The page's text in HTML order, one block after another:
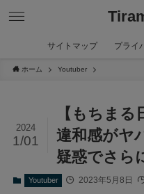
サイトマップ プライ
ホーム Youtuber
【もちま
違和感がヤ
疑惑でさら
2024
1/01
Youtuber 2023年5月8日